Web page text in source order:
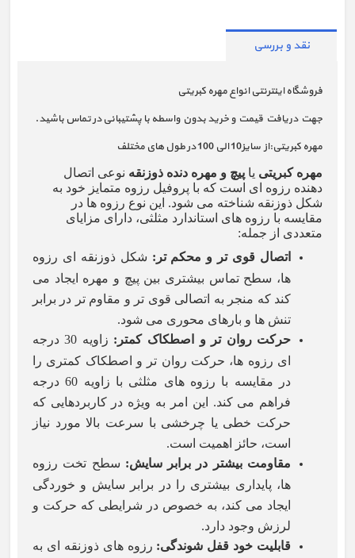
نقد و بررسی
فروشگاه اینترنتی انواع مهره کبریتی
جهت دریافت قیمت و خرید بدون واسطه با پشتیبانی در تماس باشید.
مهره کبریتی:از سایز10 الی 100 در طول های مختلف
مهره کبریتی یا پیچ و مهره دنده ذوزنقه نوعی اتصال
دهنده رزوه ای است که با پروفیل رزوه متمایز خود به
شکل ذوزنقه شناخته می شود. این نوع رزوه ها در
مقایسه با رزوه های استاندارد مثلثی، دارای مزایای
متعددی از جمله:
اتصال قوی تر و محکم تر : شکل ذوزنقه ای رزوه
ها، سطح تماس بیشتری بین پیچ و مهره ایجاد می
کند که منجر به اتصالی قوی تر و مقاوم تر در برابر
تنش ها و بارهای محوری می شود.
حرکت روان تر و اصطکاک کمتر : زاویه 30 درجه
ای رزوه ها، حرکت روان تر و اصطکاک کمتری را
در مقایسه با رزوه های مثلثی با زاویه 60 درجه
فراهم می کند. این امر به ویژه در کاربردهایی که
حرکت خطی یا چرخشی با سرعت بالا مورد نیاز
است، حائز اهمیت است.
مقاومت بیشتر در برابر سایش: سطح تخت رزوه
ها، پایداری بیشتری را در برابر سایش و خوردگی
ایجاد می کند، به خصوص در شرایطی که حرکت و
لرزش وجود دارد.
قابلیت خود قفل شوندگی: رزوه های ذوزنقه ای به